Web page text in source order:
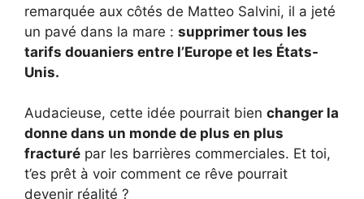
remarquée aux côtés de Matteo Salvini, il a jeté
un pavé dans la mare : supprimer tous les
tarifs douaniers entre l’Europe et les États-
Unis.
Audacieuse, cette idée pourrait bien changer la
donne dans un monde de plus en plus
fracturé par les barrières commerciales. Et toi,
t’es prêt à voir comment ce rêve pourrait
devenir réalité ?